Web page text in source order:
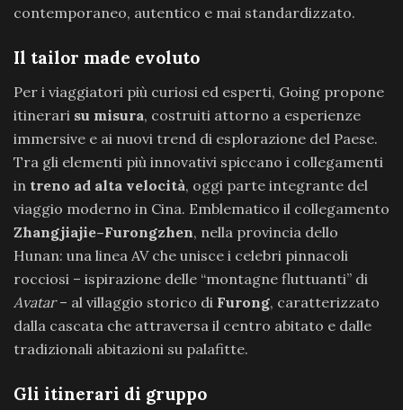
contemporaneo, autentico e mai standardizzato.
Il tailor made evoluto
Per i viaggiatori più curiosi ed esperti, Going propone
itinerari su misura, costruiti attorno a esperienze
immersive e ai nuovi trend di esplorazione del Paese.
Tra gli elementi più innovativi spiccano i collegamenti
in treno ad alta velocità, oggi parte integrante del
viaggio moderno in Cina. Emblematico il collegamento
Zhangjiajie–Furongzhen, nella provincia dello
Hunan: una linea AV che unisce i celebri pinnacoli
rocciosi – ispirazione delle “montagne fluttuanti” di
Avatar– al villaggio storico di Furong, caratterizzato
dalla cascata che attraversa il centro abitato e dalle
tradizionali abitazioni su palafitte.
Gli itinerari di gruppo